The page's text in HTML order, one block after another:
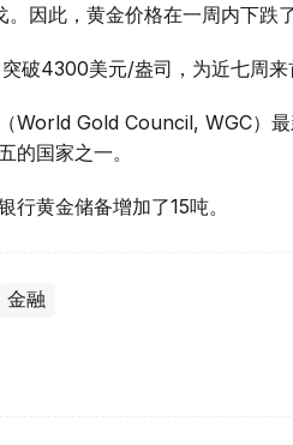
因此，黄金价格在一周内下跌
破4300美元/盎司，为近七周来
World Gold Council, WGC）
的国家之一。
黄金储备增加了15吨。
金融